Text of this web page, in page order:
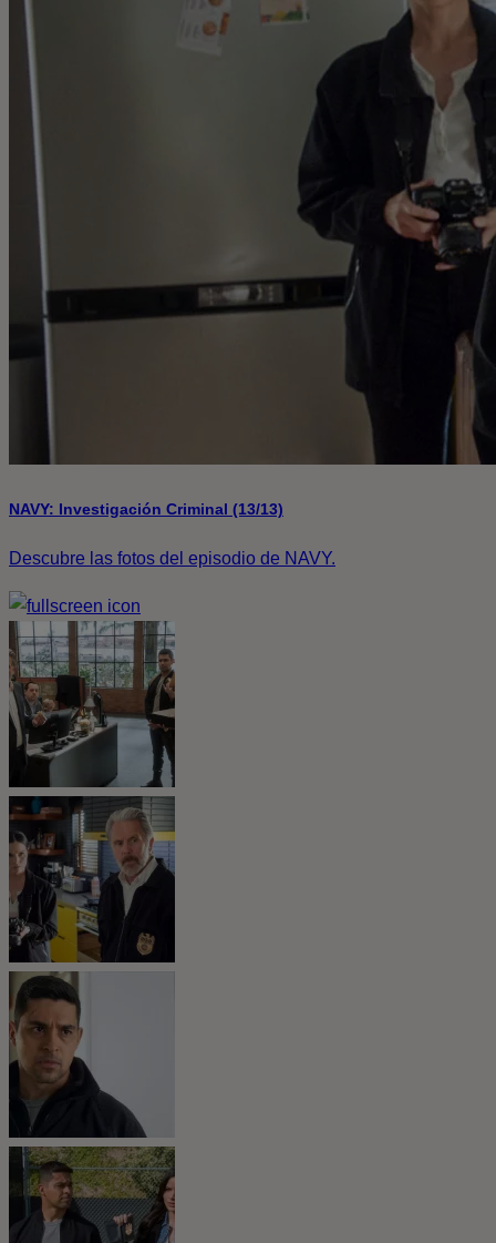
NAVY: Investigación Criminal (13/13)
Descubre las fotos del episodio de NAVY.